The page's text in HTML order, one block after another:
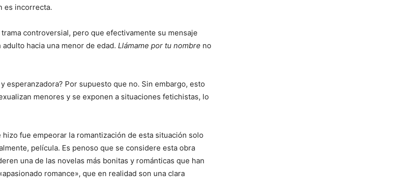
es incorrecta.
controversial, pero que efectivamente su mensaje
hacia una menor de edad. Llámame por tu nombre no
esperanzadora? Por supuesto que no. Sin embargo, esto
menores y se exponen a situaciones fetichistas, lo
fue empeorar la romantización de esta situación solo
película. Es penoso que se considere esta obra
una de las novelas más bonitas y románticas que han
romance», que en realidad son una clara